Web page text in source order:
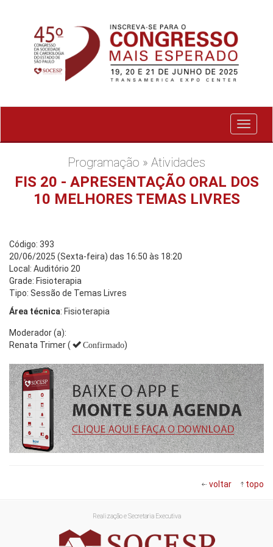
Exibir
menu
Programação » Atividades
FIS 20 - APRESENTAÇÃO ORAL DOS
10 MELHORES TEMAS LIVRES
Código: 393
20/06/2025 (Sexta-feira) das 16:50 às 18:20
Local: Auditório 20
Grade: Fisioterapia
Tipo: Sessão de Temas Livres
Área técnica: Fisioterapia
Moderador (a):
Renata Trimer (
Confirmado)
voltar topo
Realização e Secretaria Executiva